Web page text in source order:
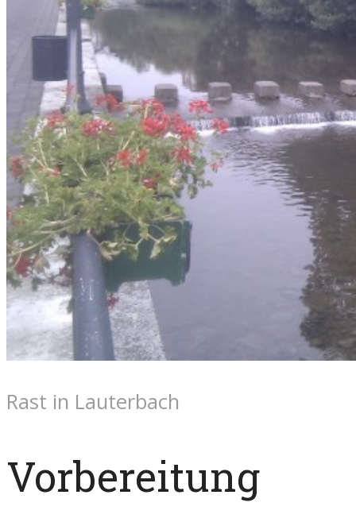
Rast in Lauterbach
Vorbereitung